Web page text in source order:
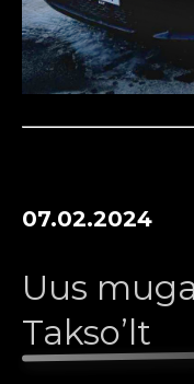
07.02.2024
Uus
Takso’lt